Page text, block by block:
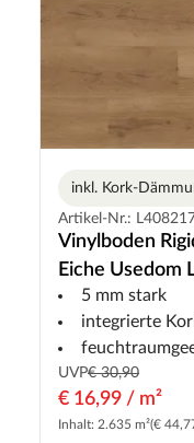
inkl. Kork-
Artikel-Nr.:
Vinylboden
Eiche Usedom
5 mm stark
integrierte
UVP€ 30,90
€ 16,99 / m²
Inhalt: 2.635 m²(€